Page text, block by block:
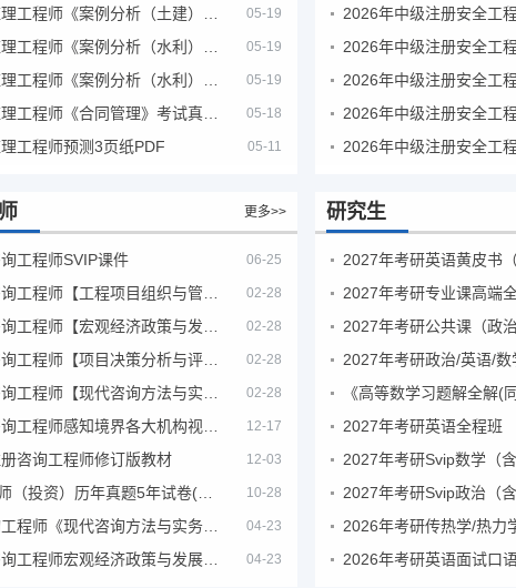
05-19
05-19
05-19
05-18
工程师预测3页纸PDF 05-11
更多>>
工程师SVIP课件 06-25
02-28
02-28
02-28
02-28
12-17
咨询工程师修订版教材 12-03
10-28
04-23
04-23
研究生
2027年考研专业课高端
2027年考研公共课（政
2027年考研英语全程班
2027年考研Svip数学（含
2027年考研Svip政治（含
2026年考研传热学/热力
2026年考研英语面试口